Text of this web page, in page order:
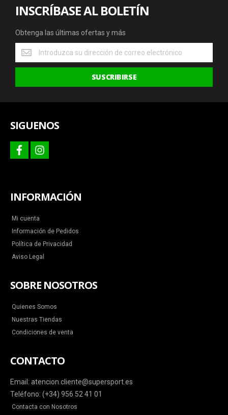
INSCRÍBASE AL BOLETÍN
Obtenga las últimas ofertas y más
Obtenga
las
últimas
y
SUSCRIBIRSE
SIGUENOS
facebookinstagram
INFORMACIÓN
Mi cuenta
Información de Pedidos
Política de Privacidad
Aviso Legal
SOBRE NOSOTROS
Quienes Somos
Nuestras Tiendas
Condiciones de venta
CONTACTO
Email: atencion.cliente@supersport.es
Teléfono: (+34) 956 52 41 01
Contacta con Nosotros